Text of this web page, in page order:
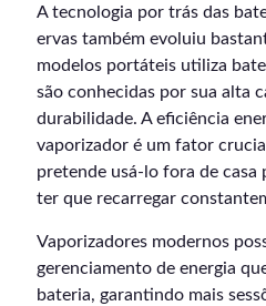
A tecnologia por trás das
ervas também evoluiu
modelos portáteis utiliza
são conhecidas por sua alta
durabilidade. A eficiência
vaporizador é um fator
pretende usá-lo fora de casa
ter que recarregar
Vaporizadores modernos
gerenciamento de energia
bateria, garantindo mais